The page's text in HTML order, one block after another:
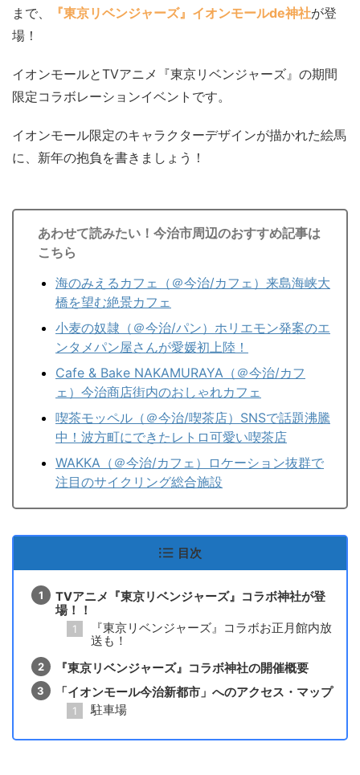
まで、
『東京リベンジャーズ』イオンモールde神社が登
場！
イオンモールとTVアニメ『東京リベンジャーズ』の期間
限定コラボレーションイベントです。
イオンモール限定のキャラクターデザインが描かれた絵馬
に、新年の抱負を書きましょう！
あわせて読みたい！今治市周辺のおすすめ記事は
こちら
海のみえるカフェ（＠今治/カフェ）来島海峡大
橋を望む絶景カフェ
小麦の奴隷（＠今治/パン）ホリエモン発案のエ
ンタメパン屋さんが愛媛初上陸！
Cafe & Bake NAKAMURAYA（＠今治/カフ
ェ）今治商店街内のおしゃれカフェ
喫茶モッペル（＠今治/喫茶店）SNSで話題沸騰
中！波方町にできたレトロ可愛い喫茶店
WAKKA（＠今治/カフェ）ロケーション抜群で
注目のサイクリング総合施設
目次
TVアニメ『東京リベンジャーズ』コラボ神社が登
場！！
『東京リベンジャーズ』コラボお正月館内放
送も！
『東京リベンジャーズ』コラボ神社の開催概要
「イオンモール今治新都市」へのアクセス・マップ
駐車場